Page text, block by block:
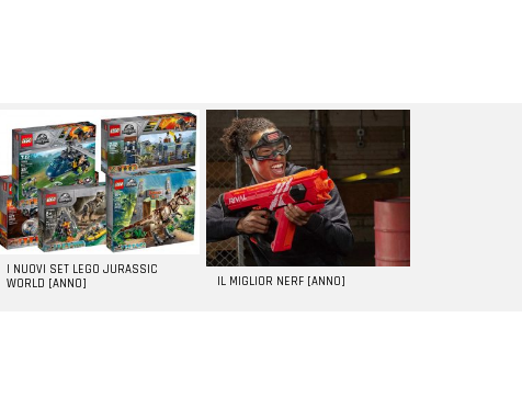
I NUOVI SET LEGO JURASSIC
WORLD [ANNO]
IL MIGLIOR NERF [ANNO]